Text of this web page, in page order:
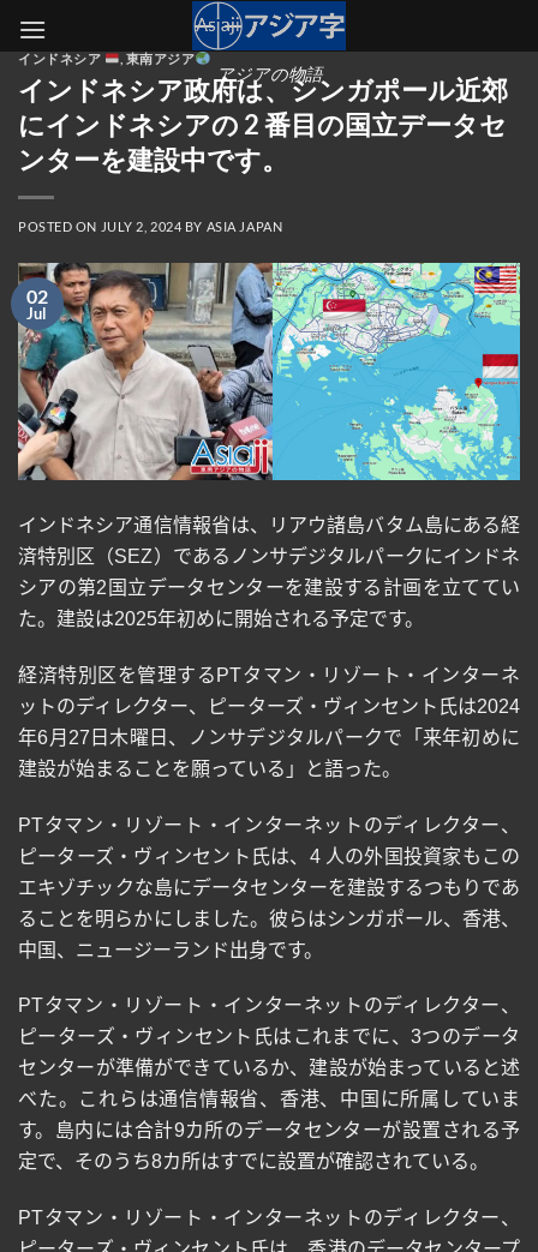
content
アジアの物語
インドネシア 東南アジア
インドネシア政府は、シンガポール近郊
にインドネシアの 2 番目の国立データセ
ンターを建設中です。
POSTED ON JULY 2, 2024 BY ASIA JAPAN
02
Jul
インドネシア通信情報省は、リアウ諸島バタム島にある経
済特別区（SEZ）であるノンサデジタルパークにインドネ
シアの第2 国立データセンターを建設する計画を立ててい
た。建設は2025年初めに開始される予定です。
経済特別区を管理する PTタマン・リゾート・インターネ
ットのディレクター、ピーターズ・ヴィンセント氏は2024
年6月 27 日木曜日、ノンサデジタルパークで「来年初めに
建設が始まることを願っている」と語った。
PTタマン・リゾート・インターネットのディレクター、
ピーターズ・ヴィンセント氏は、 4 人の外国投資家もこの
エキゾチックな島にデータセンターを建設するつもりであ
ることを明らかにしました。彼らはシンガポール、香港、
中国、ニュージーランド出身です。
PTタマン・リゾート・インターネットのディレクター、
ピーターズ・ヴィンセント氏はこれまでに、 3つのデータ
センターが準備ができているか、建設が始まっていると述
べた。これらは通信情報省、香港、中国に所属していま
す。島内には合計9カ所のデータセンターが設置される予
定で、そのうち8カ所はすでに設置が確認されている。
PTタマン・リゾート・インターネットのディレクター、